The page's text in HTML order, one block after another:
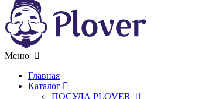
Меню
Главная
Каталог
ПОСУДА PLOVER